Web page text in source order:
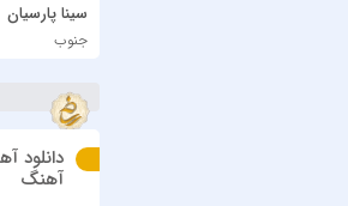
سینا پارسیان
جنوب
آهنگ